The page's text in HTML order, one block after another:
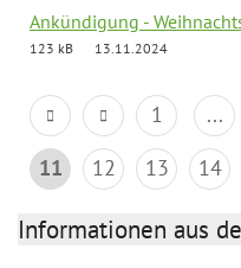
Ankündigung -
123 kB
13.11.2024
1 ...
11
12 13 14
Informationen aus